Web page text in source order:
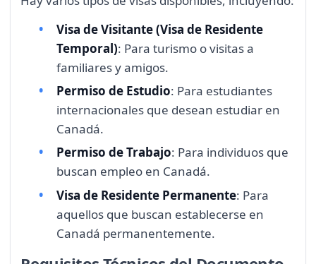
Visa de Visitante (Visa de Residente
Temporal): Para turismo o visitas a
familiares y amigos.
Permiso de Estudio: Para estudiantes
internacionales que desean estudiar en
Canadá.
Permiso de Trabajo: Para individuos que
buscan empleo en Canadá.
Visa de Residente Permanente: Para
aquellos que buscan establecerse en
Canadá permanentemente.